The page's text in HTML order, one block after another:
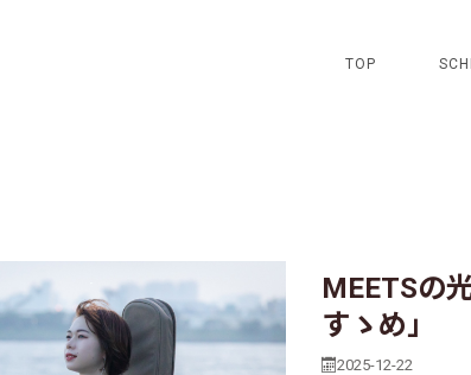
TOP
MEETSの
すゝめ」
2025-12-22